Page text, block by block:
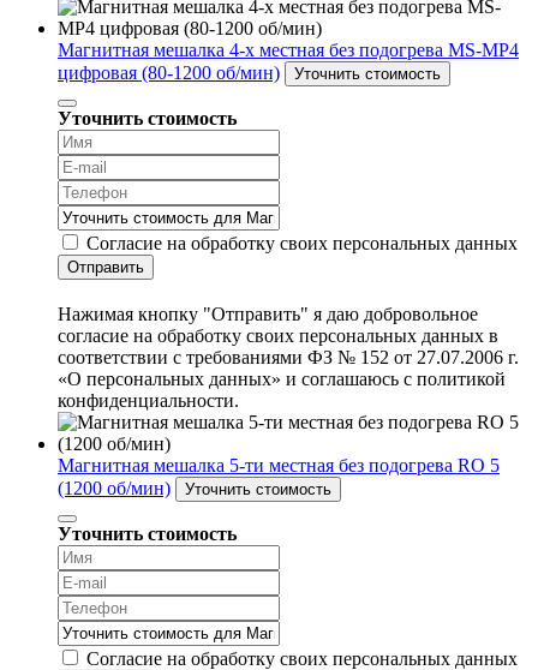
Магнитная мешалка 4-х местная без подогрева MS-МР4
цифровая (80-1200 об/мин)
Уточнить стоимость
Уточнить стоимость
Согласие на обработку своих персональных данных
Отправить
Нажимая кнопку "Отправить" я даю добровольное
согласие на обработку своих персональных данных в
соответствии с требованиями ФЗ № 152 от 27.07.2006 г.
«О персональных данных» и соглашаюсь с политикой
конфиденциальности.
Магнитная мешалка 5-ти местная без подогрева RO 5
(1200 об/мин)
Уточнить стоимость
Уточнить стоимость
Согласие на обработку своих персональных данных